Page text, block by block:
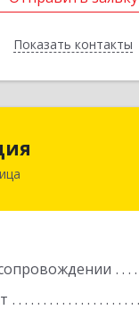
Показать контакты
Назад
край,